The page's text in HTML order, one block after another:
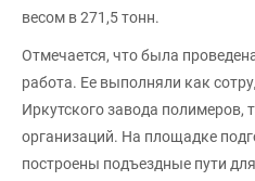
весом в 271,5 тонн.
Отмечается, что была
работа. Ее выполняли как
Иркутского завода полимеров,
организаций. На площадке
построены подъездные пути